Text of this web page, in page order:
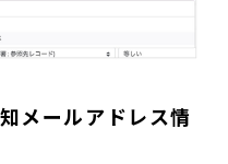
メールアドレス情